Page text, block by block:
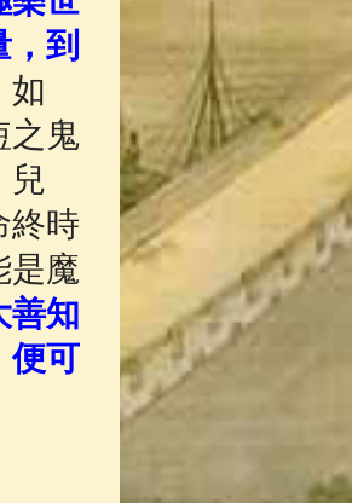
到
如
之鬼
兒
終時
是魔
善知
便可